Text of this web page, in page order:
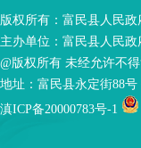
版权所有：富民县人民政
主办单位：富民县人民政
@版权所有 未经允许不
地址：富民县永定街88号
滇ICP备20000783号-1